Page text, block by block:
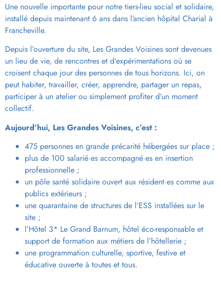
Une nouvelle importante pour notre tiers-lieu social et solidaire,
installé depuis maintenant 6 ans dans l’ancien hôpital Charial à
Francheville.
Depuis l’ouverture du site, Les Grandes Voisines sont devenues
un lieu de vie, de rencontres et d’expérimentations où se
croisent chaque jour des personnes de tous horizons. Ici, on
peut habiter, travailler, créer, apprendre, partager un repas,
participer à un atelier ou simplement profiter d’un moment
collectif.
Aujourd’hui, Les Grandes Voisines, c’est :
475 personnes en grande précarité hébergées sur place ;
plus de 100 salarié·es accompagné·es en insertion
professionnelle ;
un pôle santé solidaire ouvert aux résident·es comme aux
publics extérieurs ;
une quarantaine de structures de l’ESS installées sur le
site ;
l’Hôtel 3* Le Grand Barnum, hôtel éco-responsable et
support de formation aux métiers de l’hôtellerie ;
une programmation culturelle, sportive, festive et
éducative ouverte à toutes et tous.